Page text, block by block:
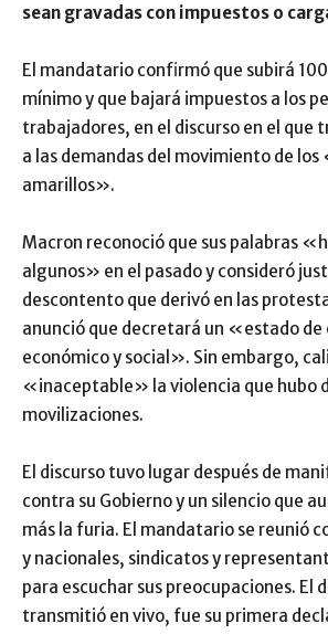
sean gravadas con impuestos o
El mandatario confirmó que subirá
mínimo y que bajará impuestos a los
trabajadores, en el discurso en el que
a las demandas del movimiento de
amarillos».
Macron reconoció que sus palabras
algunos» en el pasado y consideró
descontento que derivó en las
anunció que decretará un «estado de
económico y social». Sin embargo,
«inaceptable» la violencia que hubo
movilizaciones.
El discurso tuvo lugar después de
contra su Gobierno y un silencio que
más la furia. El mandatario se reunió
y nacionales, sindicatos y
para escuchar sus preocupaciones. El
transmitió en vivo, fue su primera